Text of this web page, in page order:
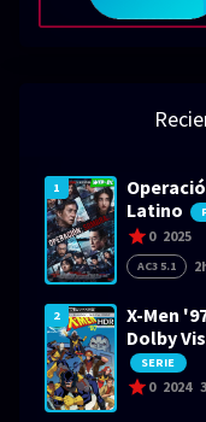
1
Latino
0 2025
AC3 5.1
2
X-Men
Dolby
SERIE
0 2024